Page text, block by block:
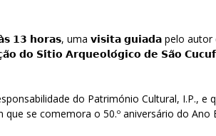
𝟭𝟯 𝗵𝗼𝗿𝗮𝘀, uma 𝘃𝗶𝘀𝗶𝘁𝗮 𝗴𝘂𝗶𝗮𝗱𝗮 pelo autor
𝗱𝗼 𝗦𝗶́𝘁𝗶𝗼 𝗔𝗿𝗾𝘂𝗲𝗼𝗹𝗼́𝗴𝗶𝗰𝗼 𝗱𝗲 𝗦𝗮̃𝗼
do Património Cultural, I.P., e
se comemora o 50.º aniversário do Ano